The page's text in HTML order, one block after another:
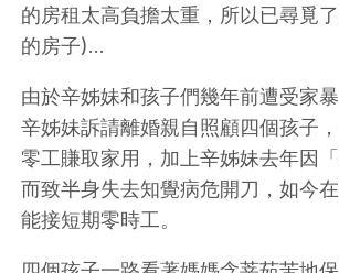
的房租太高負擔太重，所以已尋覓
的房子)…
由於辛姊妹和孩子們幾年前遭受家
辛姊妹訴請離婚親自照顧四個孩子
零工賺取家用，加上辛姊妹去年因「
而致半身失去知覺病危開刀，如今
能接短期零時工。